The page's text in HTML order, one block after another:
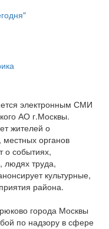
электронным СМИ
АО г.Москвы.
жителей о
местных органов
о событиях,
людях труда,
культурные,
района.
города Москвы
по надзору в сфере